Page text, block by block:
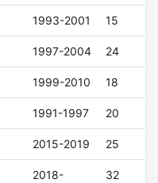
1993-2001 15
1997-2004 24
1999-2010 18
1991-1997 20
2015-2019 25
2018- 32